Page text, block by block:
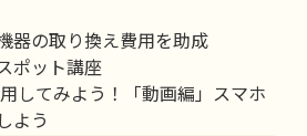
器の取り換え費用を助成
ポット講座
用してみよう！「動画編」スマホ
よう